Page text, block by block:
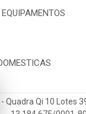
Qi 10 Lotes